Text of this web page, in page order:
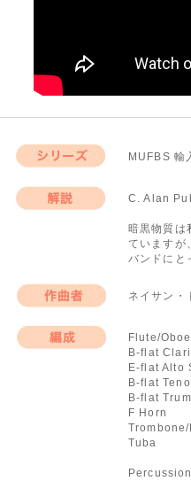
MUFBS 輸
C. Alan
暗黒物質は
ていますが
バンドにと
ネイサン
Flute/Oboe
B-flat
E-flat Alto
B-flat
B-flat
F Horn
Tuba